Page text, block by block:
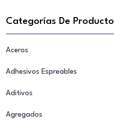
Categorías De Producto
Aceros
Adhesivos Espreables
Aditivos
Agregados